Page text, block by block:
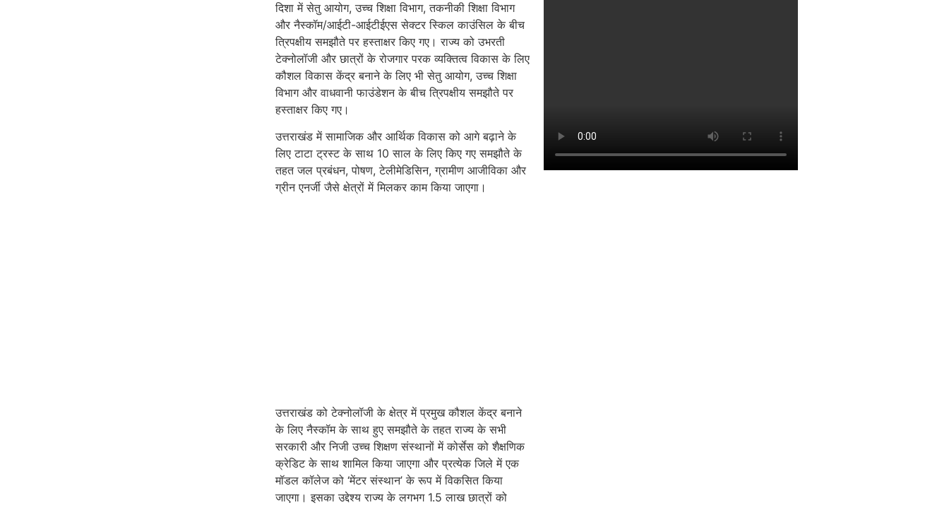
दिशा में सेतु आयोग, उच्च शिक्षा विभाग, तकनीकी शिक्षा विभाग
और नैस्कॉम/आईटी-आईटीईएस सेक्टर स्किल काउंसिल के बीच
त्रिपक्षीय समझौते पर हस्ताक्षर किए गए। राज्य को उभरती
टेक्नोलॉजी और छात्रों के रोजगार परक व्यक्तित्व विकास के लिए
कौशल विकास केंद्र बनाने के लिए भी सेतु आयोग, उच्च शिक्षा
विभाग और वाधवानी फाउंडेशन के बीच त्रिपक्षीय समझौते पर
हस्ताक्षर किए गए।
उत्तराखंड में सामाजिक और आर्थिक विकास को आगे बढ़ाने के
लिए टाटा ट्रस्ट के साथ 10 साल के लिए किए गए समझौते के
तहत जल प्रबंधन, पोषण, टेलीमेडिसिन, ग्रामीण आजीविका और
ग्रीन एनर्जी जैसे क्षेत्रों में मिलकर काम किया जाएगा।
उत्तराखंड को टेक्नोलॉजी के क्षेत्र में प्रमुख कौशल केंद्र बनाने
के लिए नैस्कॉम के साथ हुए समझौते के तहत राज्य के सभी
सरकारी और निजी उच्च शिक्षण संस्थानों में कोर्सेस को शैक्षणिक
क्रेडिट के साथ शामिल किया जाएगा और प्रत्येक जिले में एक
मॉडल कॉलेज को ‘मेंटर संस्थान’ के रूप में विकसित किया
जाएगा। इसका उद्देश्य राज्य के लगभग 1.5 लाख छात्रों को